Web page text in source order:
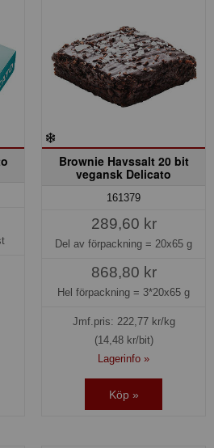
Brownie Havssalt 20 bit
vegansk Delicato
161379
289,60 kr
Del av förpackning = 20x65 g
868,80 kr
Hel förpackning = 3*20x65 g
Jmf.pris: 222,77kr/kg
(14,48 kr/bit)
Lagerinfo »
Köp »